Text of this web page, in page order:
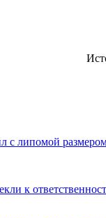
с липомой
к